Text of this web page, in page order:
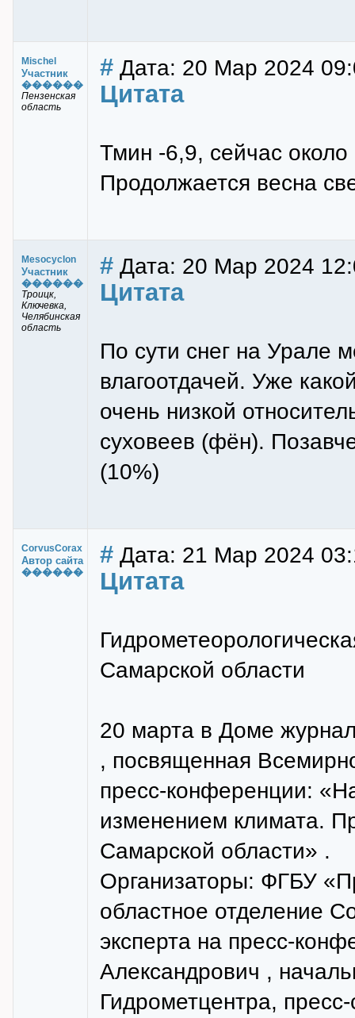
Mischel
Участник
������
Пензенская
область
# Дата: 20 Мар 2024
Цитата
Тмин -6,9, сейчас
Продолжается весна
Mesocyclon
Участник
������
Троицк,
Ключевка,
Челябинская
область
# Дата: 20 Мар 2024
Цитата
По сути снег на Урале
влагоотдачей. Уже
очень низкой
суховеев (фён).
(10%)
CorvusCorax
Автор сайта
������
# Дата: 21 Мар 2024
Цитата
Самарской области
20 марта в Доме
, посвященная
пресс-конференции:
изменением климата.
Самарской области» .
Организаторы: ФГБУ
областное отделение
эксперта на пресс-
Александрович ,
Гидрометцентра,